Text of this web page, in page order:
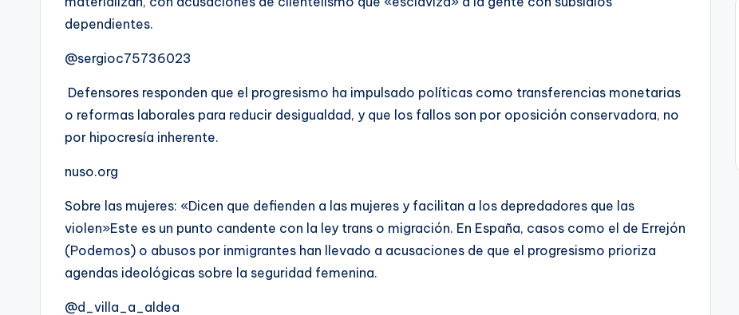
dependientes.
@sergioc75736023
Defensores responden que el progresismo ha impulsado políticas como transferencias monetarias
o reformas laborales para reducir desigualdad, y que los fallos son por oposición conservadora, no
por hipocresía inherente.
nuso.org
Sobre las mujeres: «Dicen que defienden a las mujeres y facilitan a los depredadores que las
violen»Este es un punto candente con la ley trans o migración. En España, casos como el de Errejón
(Podemos) o abusos por inmigrantes han llevado a acusaciones de que el progresismo prioriza
agendas ideológicas sobre la seguridad femenina.
@d_villa_a_aldea